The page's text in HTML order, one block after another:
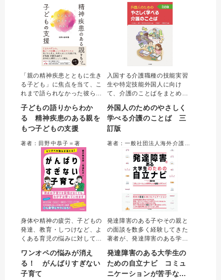
「親の精神疾患とともに生き
る子ども」に焦点を当て、こ
れまで語られなかった彼らの
説。著者の調査で得られた
「子どもの語り」から子ども
たちの実態を明らかにし、支
や教育関係者必携の一冊。
子どもの語りからわか
る 精神疾患のある親を
もつ子どもの支援
著者：田野中恭子＝著
入国する介護職種の技能実習
生や特定技能外国人に向け
て、介護のことばをまとめた
状、生活援助、身体介護など
の場面ごとに知っておくべき
ことばをわかりやすく示し
えるテキスト。訪問介護に関
する用語を追加した三訂版。
外国人のためのやさしく
学べる介護のことば 三
訂版
身体や精神の疲労、子どもの
発達、教育・しつけなど、よ
くある育児の悩みに対して育
る。一人で抱え込まず、家族
や周囲と協力して育児をする
ヒントが満載で、読めば育児
ワンオペの悩みが消え
る！ がんばりすぎない
子育て
発達障害のある子やその親と
の面談を数多く経験してきた
著者が、発達障害のある学生
に社会生活へ移行し自立する
までの道筋を解説。充実した
学生生活を送るための大切な
発達障害のある大学生の
ための自立ナビ コミュ
ニケーションが苦手な人